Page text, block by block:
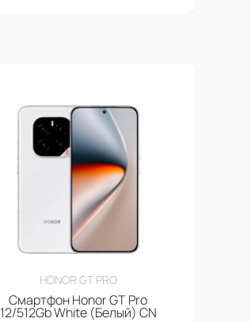
HONOR GT PRO
Смартфон Honor GT Pro
12/512Gb White (Белый) CN